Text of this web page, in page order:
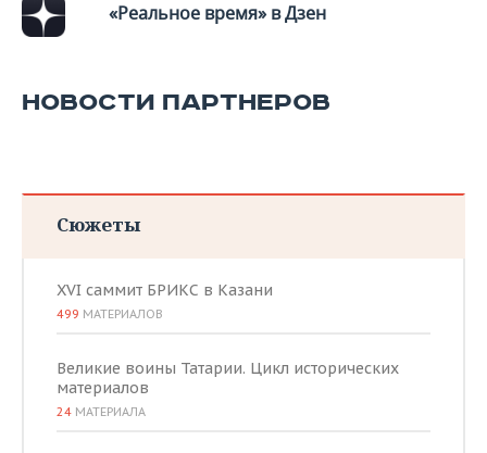
«Реальное время» в Дзен
НОВОСТИ ПАРТНЕРОВ
Сюжеты
XVI саммит БРИКС в Казани
499 МАТЕРИАЛОВ
Великие воины Татарии. Цикл исторических
материалов
24 МАТЕРИАЛА